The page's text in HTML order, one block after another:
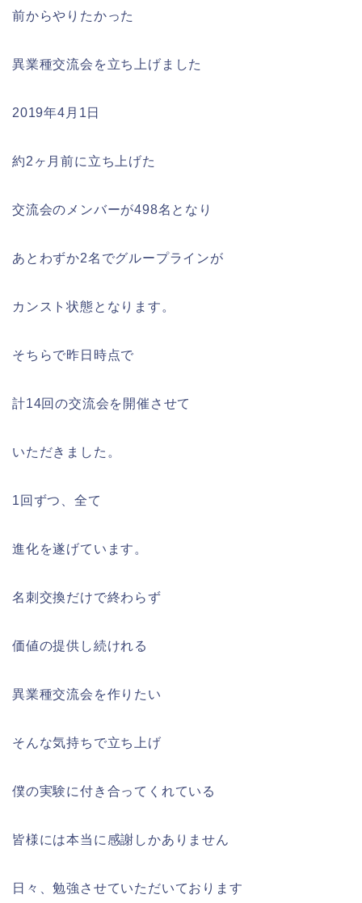
前からやりたかった
異業種交流会を立ち上げました
2019年4月1日
約2ヶ月前に立ち上げた
交流会のメンバーが498名となり
あとわずか2名でグループラインが
カンスト状態となります。
そちらで昨日時点で
計14回の交流会を開催させて
いただきました。
1回ずつ、全て
進化を遂げています。
名刺交換だけで終わらず
価値の提供し続けれる
異業種交流会を作りたい
そんな気持ちで立ち上げ
僕の実験に付き合ってくれている
皆様には本当に感謝しかありません
日々、勉強させていただいております